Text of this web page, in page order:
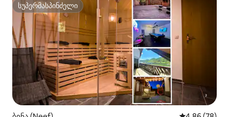
სუპერმასპინძელი
სუპერმასპინძელი